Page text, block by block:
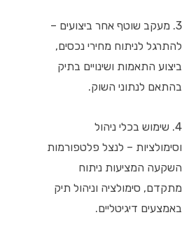
3. מעקב שוטף אחר ביצועים –
להתרגל לניתוח מחירי נכסים,
ביצוע התאמות ושינויים בתיק
בהתאם לנתוני השוק.
4. שימוש בכלי ניהול
וסימולציות – לנצל פלטפורמות
השקעה המציעות ניתוח
מתקדם, סימולציה וניהול תיק
באמצעים דיגיטליים.